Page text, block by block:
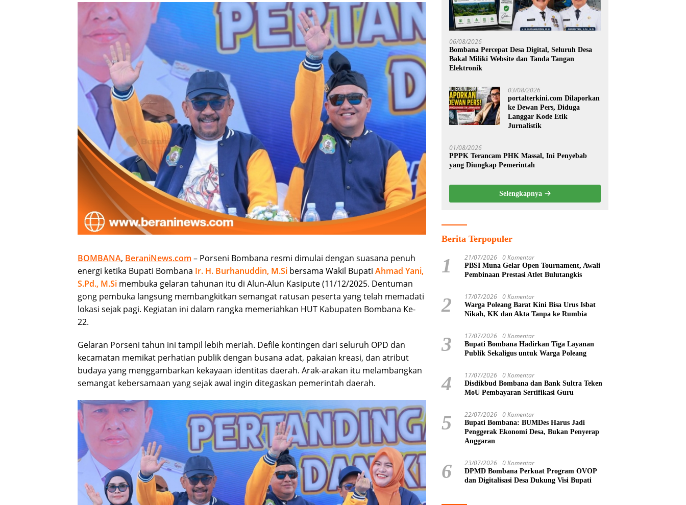
BOMBANA, BeraniNews.com – Porseni Bombana resmi dimulai dengan suasana penuh
energi ketika Bupati Bombana Ir. H. Burhanuddin, M.Si bersama Wakil Bupati Ahmad Yani,
S.Pd., M.Si membuka gelaran tahunan itu di Alun-Alun Kasipute (11/12/2025. Dentuman
gong pembuka langsung membangkitkan semangat ratusan peserta yang telah memadati
lokasi sejak pagi. Kegiatan ini dalam rangka memeriahkan HUT Kabupaten Bombana Ke-
22.
Gelaran Porseni tahun ini tampil lebih meriah. Defile kontingen dari seluruh OPD dan
kecamatan memikat perhatian publik dengan busana adat, pakaian kreasi, dan atribut
budaya yang menggambarkan kekayaan identitas daerah. Arak-arakan itu melambangkan
semangat kebersamaan yang sejak awal ingin ditegaskan pemerintah daerah.
06/08/2026
Bombana Percepat Desa Digital, Seluruh Desa
Bakal Miliki Website dan Tanda Tangan
Elektronik
03/08/2026
portalterkini.com Dilaporkan
ke Dewan Pers, Diduga
Langgar Kode Etik
Jurnalistik
01/08/2026
PPPK Terancam PHK Massal, Ini Penyebab
yang Diungkap Pemerintah
Selengkapnya
Berita Terpopuler
1 21/07/2026 0 Komentar
PBSI Muna Gelar Open Tournament, Awali
Pembinaan Prestasi Atlet Bulutangkis
2 17/07/2026 0 Komentar
Warga Poleang Barat Kini Bisa Urus Isbat
Nikah, KK dan Akta Tanpa ke Rumbia
3 17/07/2026 0 Komentar
Bupati Bombana Hadirkan Tiga Layanan
Publik Sekaligus untuk Warga Poleang
4 17/07/2026 0 Komentar
Disdikbud Bombana dan Bank Sultra Teken
MoU Pembayaran Sertifikasi Guru
5 22/07/2026 0 Komentar
Bupati Bombana: BUMDes Harus Jadi
Penggerak Ekonomi Desa, Bukan Penyerap
Anggaran
6 23/07/2026 0 Komentar
DPMD Bombana Perkuat Program OVOP
dan Digitalisasi Desa Dukung Visi Bupati